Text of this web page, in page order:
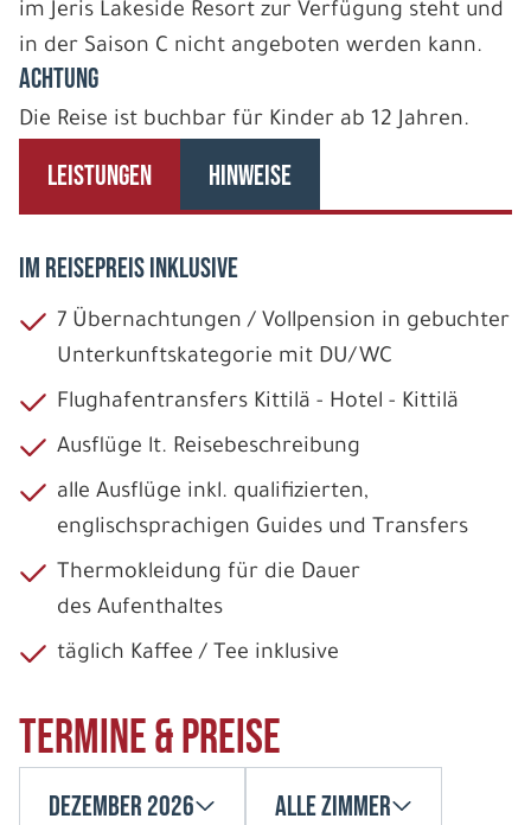
im Jeris Lakeside Resort zur Verfügung steht und
in der Saison C nicht angeboten werden kann.
ACHTUNG
Die Reise ist buchbar für Kinder ab 12 Jahren.
LEISTUNGEN HINWEISE
IM REISEPREIS INKLUSIVE
7 Übernachtungen / Vollpension in gebuchter
Unterkunftskategorie mit DU/WC
Flughafentransfers Kittilä - Hotel - Kittilä
Ausflüge lt. Reisebeschreibung
alle Ausflüge inkl. qualifizierten,
englischsprachigen Guides und Transfers
Thermokleidung für die Dauer
des Aufenthaltes
täglich Kaffee / Tee inklusive
Termine & Preise
Dezember 2026 Alle Zimmer